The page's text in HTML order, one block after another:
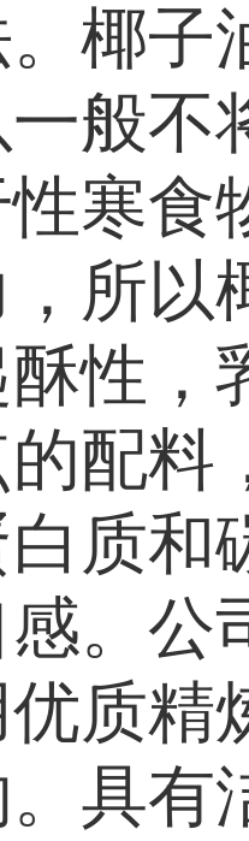
椰子
般不
寒食
所以
性，
配料
质和
。公
质精
具有